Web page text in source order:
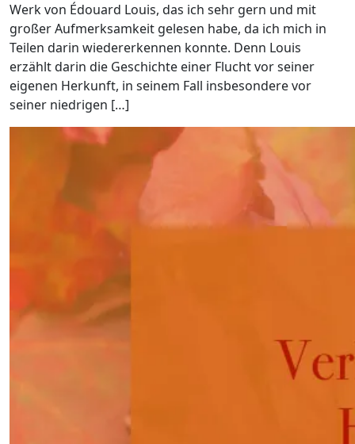
Werk von Édouard Louis, das ich sehr gern und mit
großer Aufmerksamkeit gelesen habe, da ich mich in
Teilen darin wiedererkennen konnte. Denn Louis
erzählt darin die Geschichte einer Flucht vor seiner
eigenen Herkunft, in seinem Fall insbesondere vor
seiner niedrigen […]